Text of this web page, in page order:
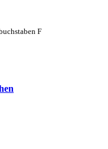
F